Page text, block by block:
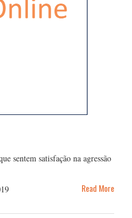
sentem satisfação na agressão
Read More